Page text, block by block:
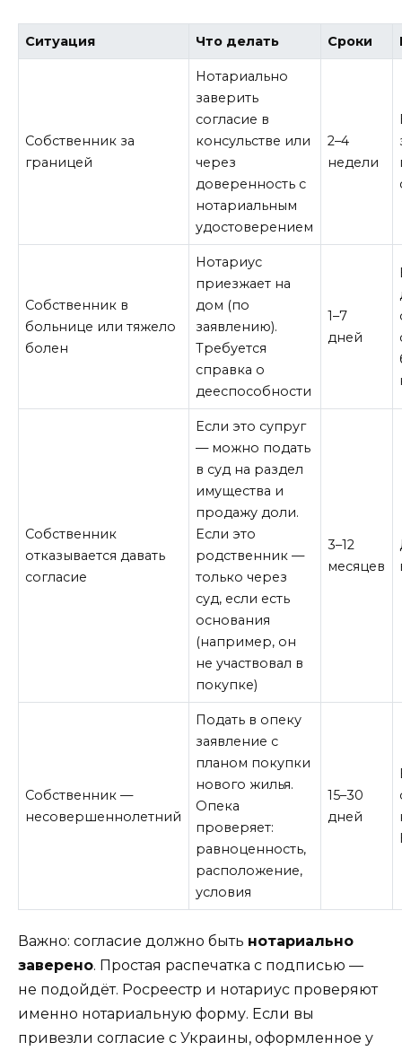
Ситуация Что делать Сроки
Собственник за
границей
Нотариально
заверить
согласие в
консульстве или
через
доверенность с
нотариальным
удостоверением
2–4
недели
Собственник в
больнице или тяжело
болен
Нотариус
приезжает на
дом (по
заявлению).
Требуется
справка о
дееспособности
1–7
дней
Собственник
отказывается давать
согласие
Если это супруг
— можно подать
в суд на раздел
имущества и
продажу доли.
Если это
родственник —
только через
суд, если есть
основания
(например, он
не участвовал в
покупке)
3–12
месяцев
Собственник —
несовершеннолетний
Подать в опеку
заявление с
планом покупки
нового жилья.
Опека
проверяет:
равноценность,
расположение,
условия
15–30
дней
Важно: согласие должно быть нотариально
заверено. Простая распечатка с подписью —
не подойдёт. Росреестр и нотариус проверяют
именно нотариальную форму. Если вы
привезли согласие с Украины, оформленное у